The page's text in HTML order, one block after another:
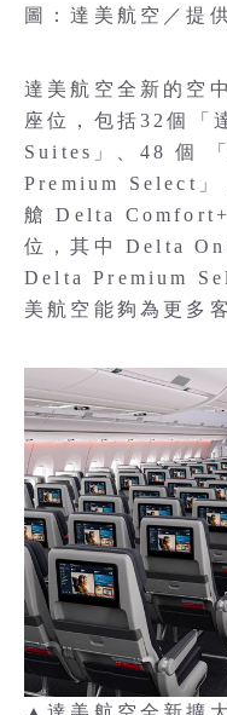
圖：達美航空／提
達美航空全新的空
座位，包括32個「
Suites」、48 個
Premium Select」
艙 Delta
位，其中 Delta
Delta Premium
美航空能夠為更多